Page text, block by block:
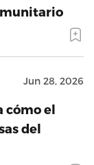
Jun 28, 2026
cómo el
del